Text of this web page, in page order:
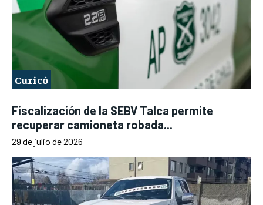
Curicó
Fiscalización de la SEBV Talca permite
recuperar camioneta robada...
29 de julio de 2026